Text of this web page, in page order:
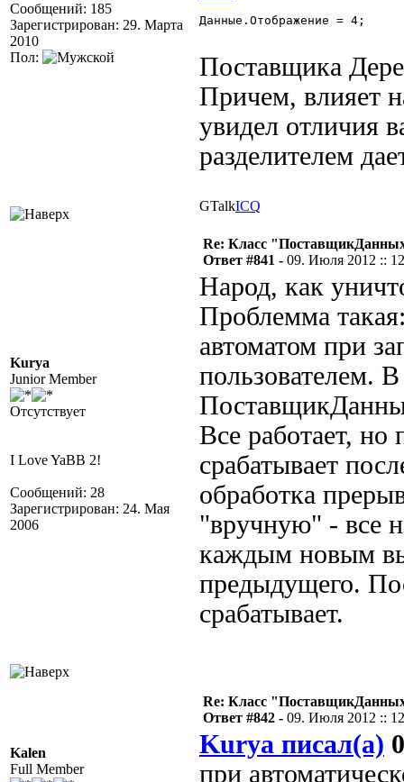
Сообщений: 185
Зарегистрирован: 29. Марта
2010
Пол:
Данные.Отображение = 4;
Поставщика
Причем, влияет
увидел отличия
разделителем
GTalkICQ
Kurya
Junior Member
Отсутствует
I Love YaBB 2!
Сообщений: 28
Зарегистрирован: 24. Мая
2006
Re: Класс
Ответ #841 - 09. Июля 2012 ::
Народ, как
Проблемма
автоматом при
пользователем.
Все работает, но
срабатывает
обработка
"вручную" - все
каждым новым
предыдущего.
срабатывает.
Kalen
Full Member
Re: Класс
Ответ #842 - 09. Июля 2012 ::
Kurya писал(а)
при